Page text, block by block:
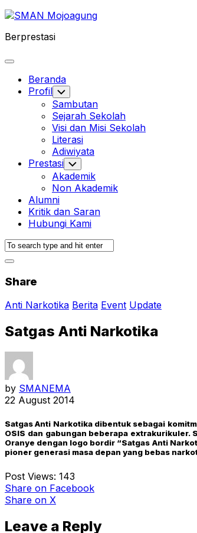
Skip
content
Berprestasi
Expand
Beranda
Profil Toggle
Child
Menu
Sambutan
Sejarah Sekolah
Visi dan Misi Sekolah
Literasi
Adiwiyata
Prestasi Toggle
Child
Menu
Akademik
Non Akademik
Alumni
Kritik dan Saran
Hubungi Kami
Share
Anti Narkotika Berita Event Update
Satgas Anti Narkotika
by SMANEMA
22 August 2014
Satgas Anti Narkotika dibentuk sebagai
OSIS dan gabungan beberapa extrakurikuler.
Oranye dengan logo bordir “Satgas Anti
pioner generasi masa depan yang bebas
Post Views: 143
Share on Facebook
Share on X
Leave a Reply